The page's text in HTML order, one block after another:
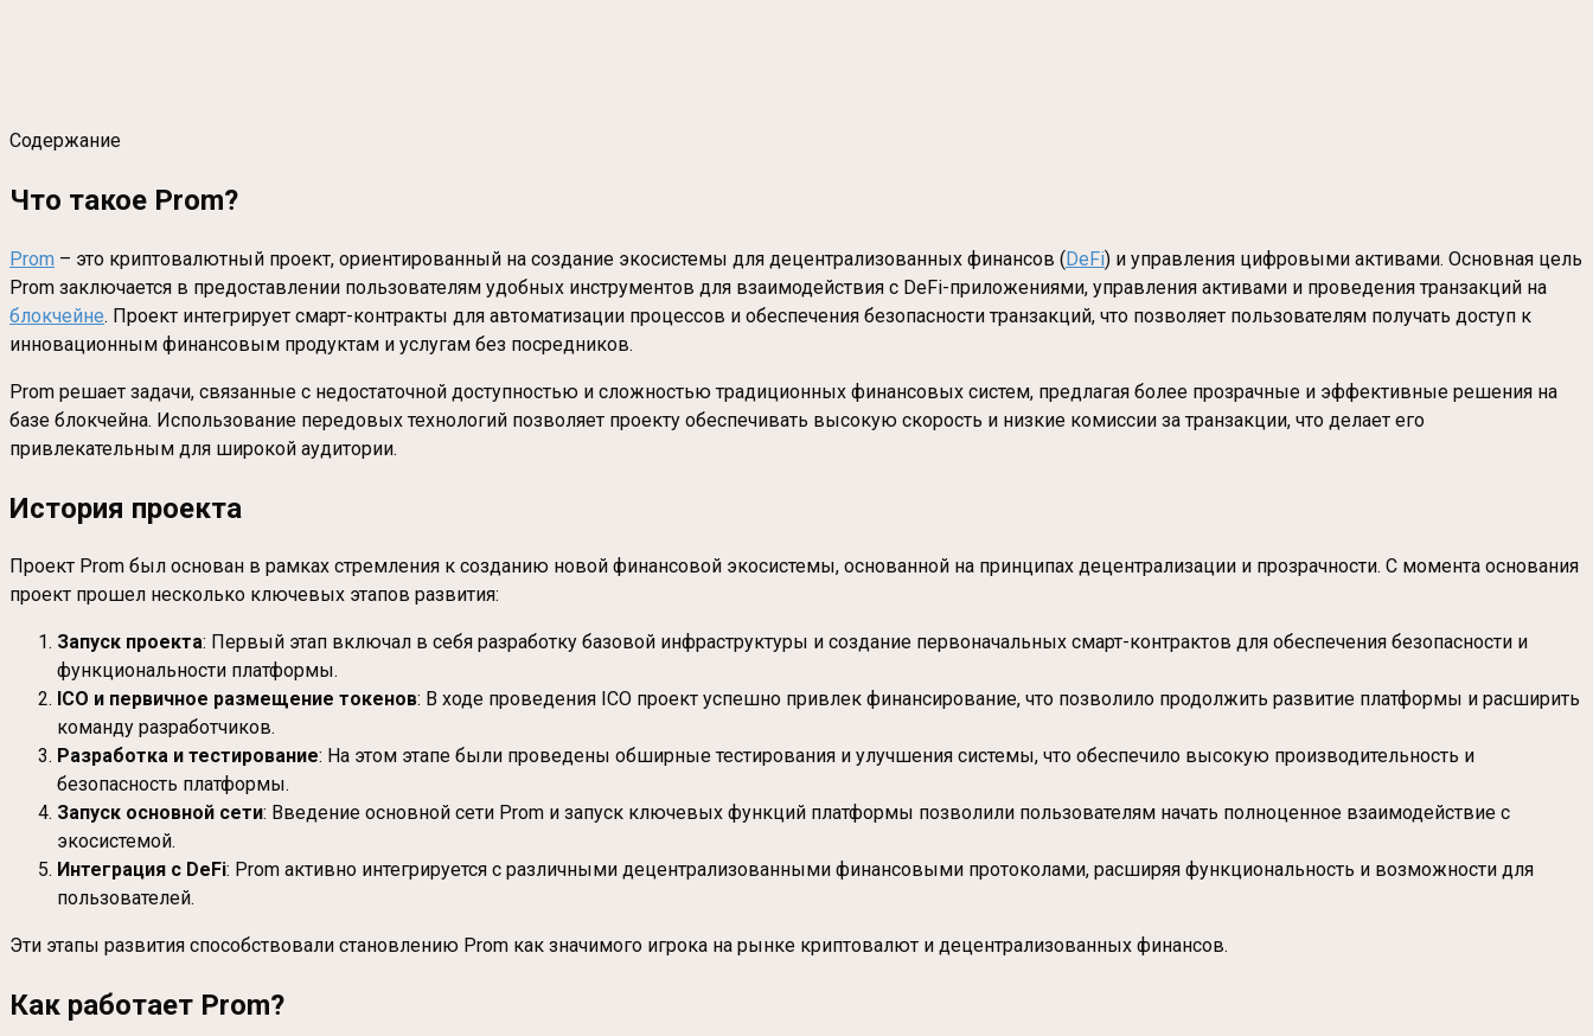
Содержание
Что такое Prom?
Prom – это криптовалютный проект, ориентированный на создание экосистемы для децентрализованных финансов (DeFi) и управления цифровыми активами. Основная цель
Prom заключается в предоставлении пользователям удобных инструментов для взаимодействия с DeFi-приложениями, управления активами и проведения транзакций на
блокчейне. Проект интегрирует смарт-контракты для автоматизации процессов и обеспечения безопасности транзакций, что позволяет пользователям получать доступ к
инновационным финансовым продуктам и услугам без посредников.
Prom решает задачи, связанные с недостаточной доступностью и сложностью традиционных финансовых систем, предлагая более прозрачные и эффективные решения на
базе блокчейна. Использование передовых технологий позволяет проекту обеспечивать высокую скорость и низкие комиссии за транзакции, что делает его
привлекательным для широкой аудитории.
История проекта
Проект Prom был основан в рамках стремления к созданию новой финансовой экосистемы, основанной на принципах децентрализации и прозрачности. С момента основания
проект прошел несколько ключевых этапов развития:
Запуск проекта: Первый этап включал в себя разработку базовой инфраструктуры и создание первоначальных смарт-контрактов для обеспечения безопасности и
функциональности платформы.
ICO и первичное размещение токенов: В ходе проведения ICO проект успешно привлек финансирование, что позволило продолжить развитие платформы и расширить
команду разработчиков.
Разработка и тестирование: На этом этапе были проведены обширные тестирования и улучшения системы, что обеспечило высокую производительность и
безопасность платформы.
Запуск основной сети: Введение основной сети Prom и запуск ключевых функций платформы позволили пользователям начать полноценное взаимодействие с
экосистемой.
Интеграция с DeFi: Prom активно интегрируется с различными децентрализованными финансовыми протоколами, расширяя функциональность и возможности для
пользователей.
Эти этапы развития способствовали становлению Prom как значимого игрока на рынке криптовалют и децентрализованных финансов.
Как работает Prom?